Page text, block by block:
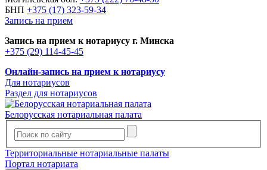
БНП +375 (17) 323-59-34
Запись на прием
Запись на прием к нотариусу г. Минска
+375 (29) 114-45-45
Онлайн-запись на прием к нотариусу
Для нотариусов
Раздел для нотариусов
Белорусская нотариальная палата
Территориальные нотариальные палаты
Портал нотариата